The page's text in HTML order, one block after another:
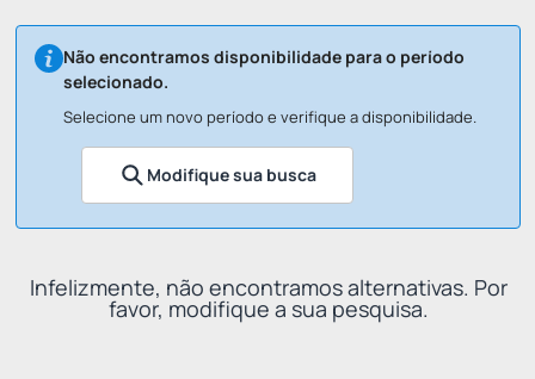
Não encontramos disponibilidade para o período
selecionado.
Selecione um novo período e verifique a disponibilidade.
Modifique sua busca
Infelizmente, não encontramos alternativas. Por
favor, modifique a sua pesquisa.